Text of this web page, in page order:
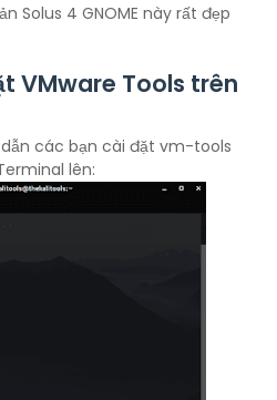
Solus 4 GNOME này rất đẹp
VMware Tools trên
các bạn cài đặt vm-tools
lên: